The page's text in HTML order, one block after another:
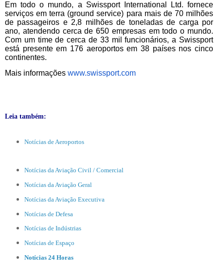
Em todo o mundo, a Swissport International Ltd. fornece
serviços em terra (ground service) para mais de 70 milhões
de passageiros e 2,8 milhões de toneladas de carga por
ano, atendendo cerca de 650 empresas em todo o mundo.
Com um time de cerca de 33 mil funcionários, a Swissport
está presente em 176 aeroportos em 38 países nos cinco
continentes.
Mais informações www.swissport.com
Leia também:
Notícias de Aeroportos
Notícias da Aviação Civil / Comercial
Notícias da Aviação Geral
Notícias da Aviação Executiva
Notícias de Defesa
Notícias de Indústrias
Notícias de Espaço
Notícias 24 Horas